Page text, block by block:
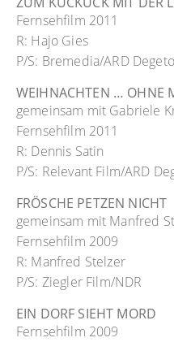
Fernsehfilm 2011
R: Hajo Gies
P/S: Bremedia/ARD Degeto
WEIHNACHTEN … OHNE
gemeinsam mit Gabriele
Fernsehfilm 2011
R: Dennis Satin
P/S: Relevant Film/ARD
FRÖSCHE PETZEN NICHT
gemeinsam mit Manfred
Fernsehfilm 2009
R: Manfred Stelzer
P/S: Ziegler Film/NDR
EIN DORF SIEHT MORD
Fernsehfilm 2009